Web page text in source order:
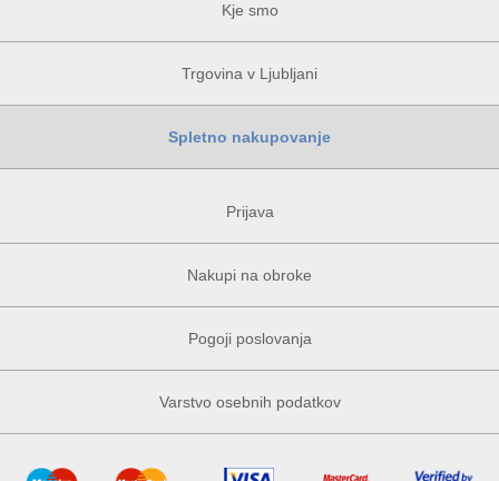
Kje smo
Trgovina v Ljubljani
Spletno nakupovanje
Prijava
Nakupi na obroke
Pogoji poslovanja
Varstvo osebnih podatkov